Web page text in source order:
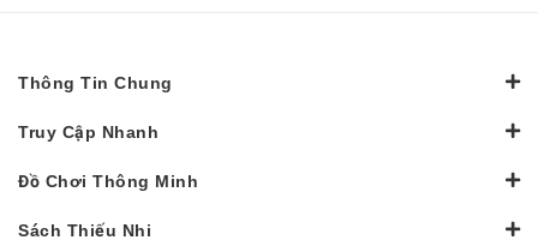
Thông Tin Chung
Truy Cập Nhanh
Đồ Chơi Thông Minh
Sách Thiếu Nhi